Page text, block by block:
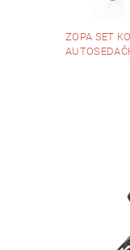
ZOPA SET